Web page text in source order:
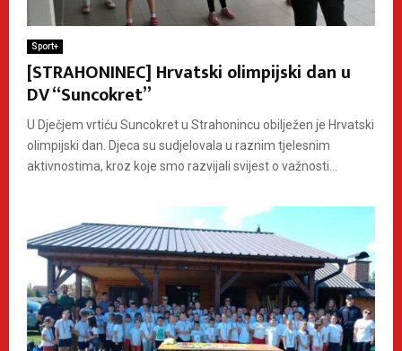
Sport+
[STRAHONINEC] Hrvatski olimpijski dan u
DV “Suncokret”
U Dječjem vrtiću Suncokret u Strahonincu obilježen je Hrvatski
olimpijski dan. Djeca su sudjelovala u raznim tjelesnim
aktivnostima, kroz koje smo razvijali svijest o važnosti...